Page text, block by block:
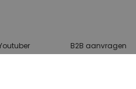
B2B aanvragen